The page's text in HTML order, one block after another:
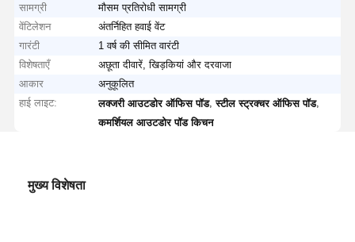
सामग्री
मौसम प्रतिरोधी सामग्री
वेंटिलेशन
अंतर्निहित हवाई वेंट
गारंटी
1 वर्ष की सीमित वारंटी
विशेषताएँ
अछूता दीवारें, खिड़कियां और दरवाजा
आकार
अनुकूलित
हाई लाइट:
लक्जरी आउटडोर ऑफिस पॉड,स्टील स्ट्रक्चर ऑफिस पॉड,
कमर्शियल आउटडोर पॉड किचन
मुख्य विशेषता